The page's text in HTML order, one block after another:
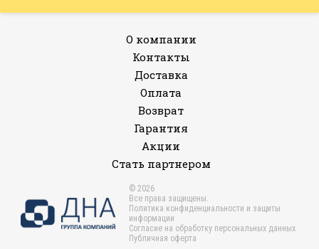
© 2026
Все права защищены.
Политика конфиденциальности и защиты
информации
Согласие на обработку персональных данных
Публичная оферта
О компании
Контакты
Доставка
Оплата
Возврат
Гарантия
Акции
Стать партнером